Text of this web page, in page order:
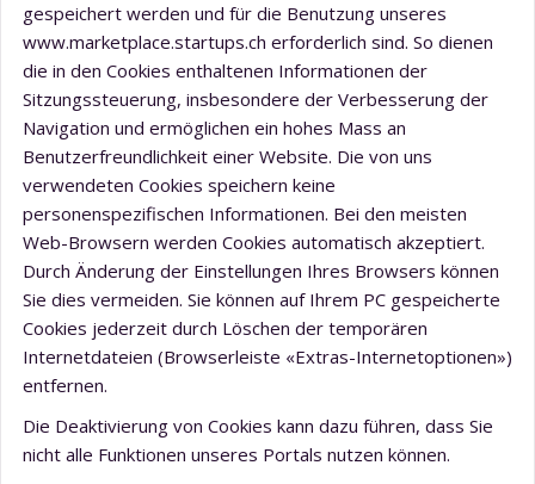
gespeichert werden und für die Benutzung unseres
www.marketplace.startups.ch erforderlich sind. So dienen
die in den Cookies enthaltenen Informationen der
Sitzungssteuerung, insbesondere der Verbesserung der
Navigation und ermöglichen ein hohes Mass an
Benutzerfreundlichkeit einer Website. Die von uns
verwendeten Cookies speichern keine
personenspezifischen Informationen. Bei den meisten
Web-Browsern werden Cookies automatisch akzeptiert.
Durch Änderung der Einstellungen Ihres Browsers können
Sie dies vermeiden. Sie können auf Ihrem PC gespeicherte
Cookies jederzeit durch Löschen der temporären
Internetdateien (Browserleiste «Extras-Internetoptionen»)
entfernen.
Die Deaktivierung von Cookies kann dazu führen, dass Sie
nicht alle Funktionen unseres Portals nutzen können.